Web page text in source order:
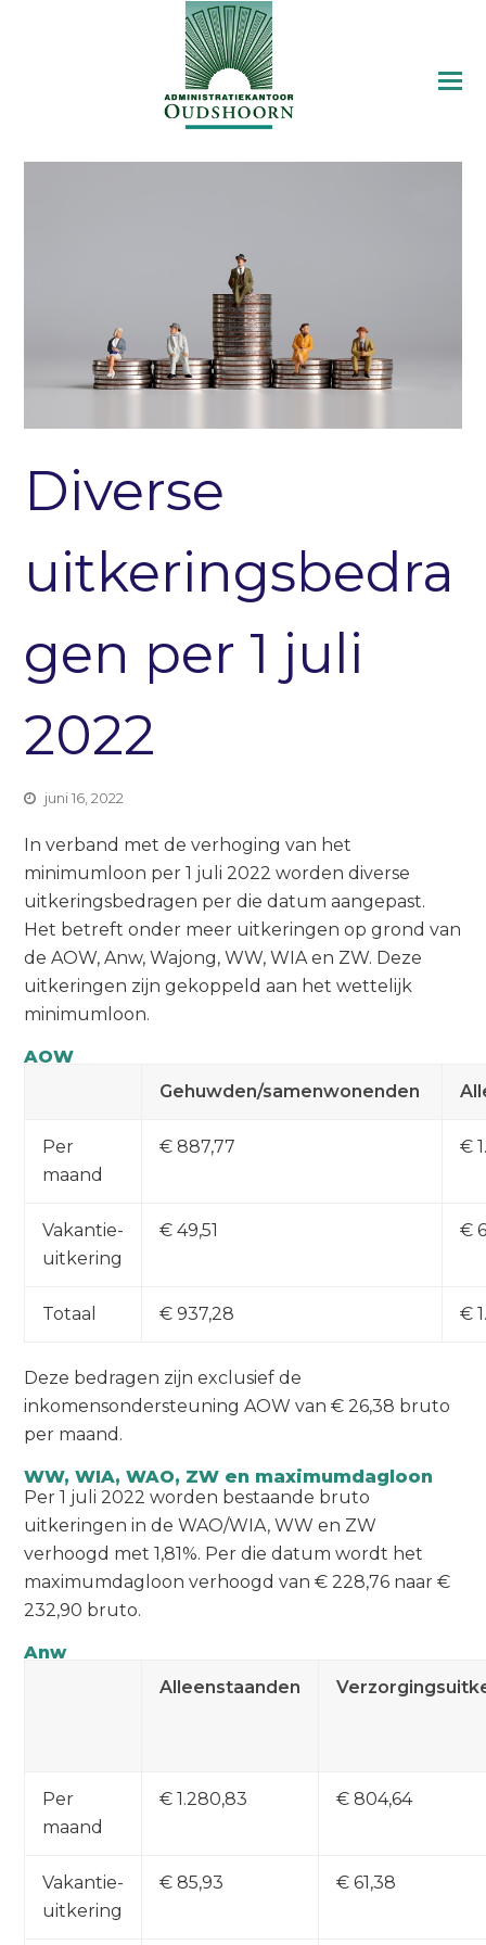
Diverse
uitkeringsbedra
gen per 1 juli
2022
juni 16, 2022
In verband met de verhoging van het
minimumloon per 1 juli 2022 worden diverse
uitkeringsbedragen per die datum aangepast.
Het betreft onder meer uitkeringen op grond van
de AOW, Anw, Wajong, WW, WIA en ZW. Deze
uitkeringen zijn gekoppeld aan het wettelijk
minimumloon.
AOW
Gehuwden/samenwonenden
Per
maand
€ 887,77 €
Vakantie-
uitkering
€ 49,51 €
Totaal € 937,28 €
Deze bedragen zijn exclusief de
inkomensondersteuning AOW van € 26,38 bruto
per maand.
WW, WIA, WAO, ZW en maximumdagloon
Per 1 juli 2022 worden bestaande bruto
uitkeringen in de WAO/WIA, WW en ZW
verhoogd met 1,81%. Per die datum wordt het
maximumdagloon verhoogd van € 228,76 naar €
232,90 bruto.
Anw
Alleenstaanden
Per
maand
€ 1.280,83 € 804,64
Vakantie-
uitkering
€ 85,93 € 61,38